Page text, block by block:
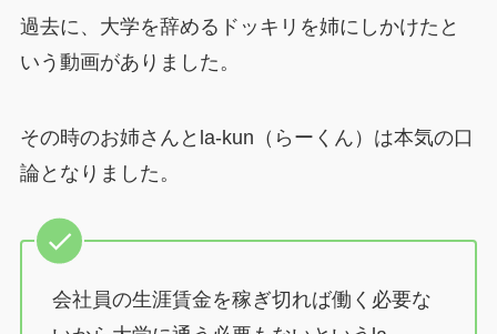
過去に、大学を辞めるドッキリを姉にしかけたと
いう動画がありました。
その時のお姉さんとla-kun（らーくん）は本気の口
論となりました。
会社員の生涯賃金を稼ぎ切れば働く必要な